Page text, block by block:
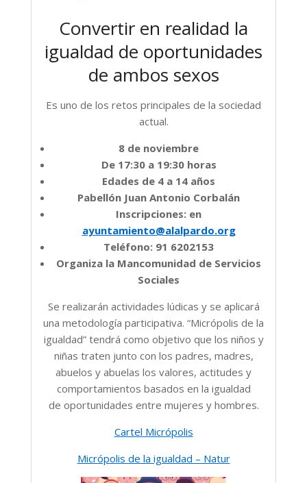
Convertir en realidad la
igualdad de oportunidades
de ambos sexos
Es uno de los retos principales de la sociedad
actual.
8 de noviembre
De 17:30 a 19:30 horas
Edades de 4 a 14 años
Pabellón Juan Antonio Corbalán
Inscripciones: en
ayuntamiento@alalpardo.org
Teléfono: 91 6202153
Organiza la Mancomunidad de Servicios
Sociales
Se realizarán actividades lúdicas y se aplicará
una metodología participativa. “Micrópolis de la
igualdad” tendrá como objetivo que los niños y
niñas traten junto con los padres, madres,
abuelos y abuelas los valores, actitudes y
comportamientos basados en la igualdad
de oportunidades entre mujeres y hombres.
Cartel Micrópolis
Micrópolis de la igualdad – Natur